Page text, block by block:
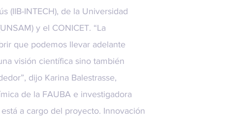
(IIB-INTECH), de la Universidad
y el CONICET. “La
que podemos llevar adelante
visión científica sino también
dijo Karina Balestrasse,
de la FAUBA e investigadora
a cargo del proyecto. Innovación